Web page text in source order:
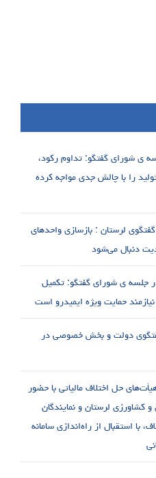
ی شورای گفتگو: تداوم رکود،
را با چالش جدی مواجه کرده
لرستان : بازسازی واحدهای
دنبال می‌شود
جلسه ی شورای گفتگو: تکمیل
حمایت ویژه ایمیدرو است
دولت و بخش خصوصی در
حل اختلاف مالیاتی با حضور
و کشاورزی لرستان و نمایندگان
با استقبال از راه‌اندازی سامانه